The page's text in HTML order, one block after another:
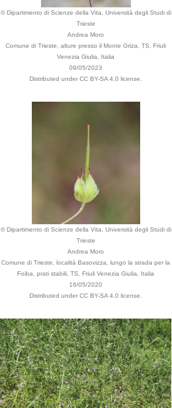
© Dipartimento di Scienze della Vita, Università degli Studi di
Trieste
Andrea Moro
Comune di Trieste, alture presso il Monte Griza, TS, Friuli
Venezia Giulia, Italia
09/05/2023
Distributed under CC BY-SA 4.0 license.
© Dipartimento di Scienze della Vita, Università degli Studi di
Trieste
Andrea Moro
Comune di Trieste, località Basovizza, lungo la strada per la
Foiba, prati stabili, TS, Friuli Venezia Giulia, Italia
16/05/2020
Distributed under CC BY-SA 4.0 license.